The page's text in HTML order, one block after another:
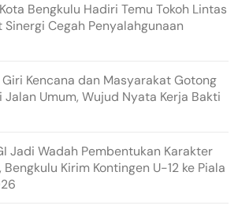
Bengkulu Hadiri Temu Tokoh Lintas
Sinergi Cegah Penyalahgunaan
Giri Kencana dan Masyarakat Gotong
Jalan Umum, Wujud Nyata Kerja Bakti
Jadi Wadah Pembentukan Karakter
Kirim Kontingen U-12 ke Piala